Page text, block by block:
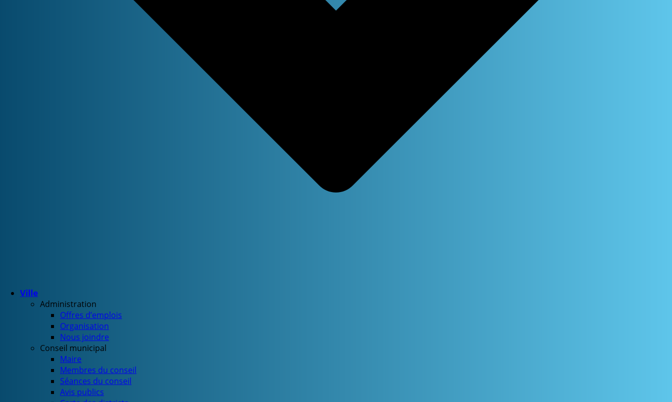
Ville
Administration
Offres d’emplois
Organisation
Nous joindre
Conseil municipal
Maire
Membres du conseil
Séances du conseil
Avis publics